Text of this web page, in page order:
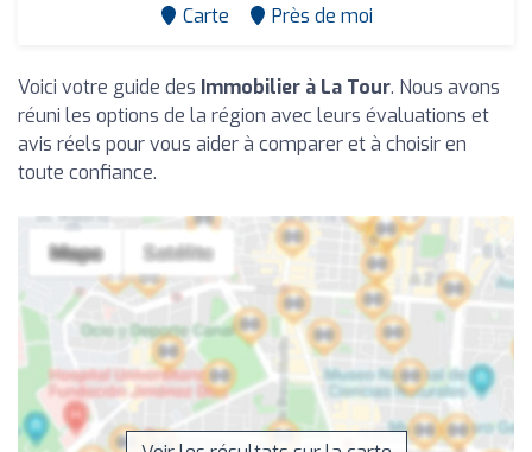
Carte Près de moi
Voici votre guide des Immobilier à La Tour. Nous avons
réuni les options de la région avec leurs évaluations et
avis réels pour vous aider à comparer et à choisir en
toute confiance.